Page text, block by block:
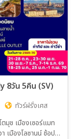
8วัน 5คืน (SV)
ทัวร์ฝรั่งเศส
มุช เมืองเซอร์แมท
เมืองโลซานน์ ช้อปปิ้ง